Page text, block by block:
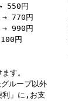
550円
→ 770円
→ 990円
円
す。
ループ以外
利」に,お支